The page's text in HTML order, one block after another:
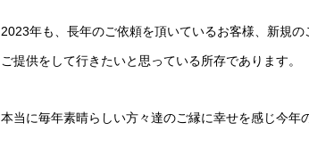
2023年も、長年のご依頼を頂いているお客様、新規
ご提供をして行きたいと思っている所存であります。
本当に毎年素晴らしい方々達のご縁に幸せを感じ今年